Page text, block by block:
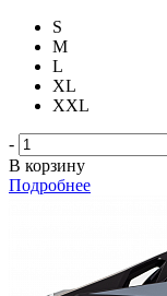
S
M
L
XL
XXL
-
В корзину
Подробнее